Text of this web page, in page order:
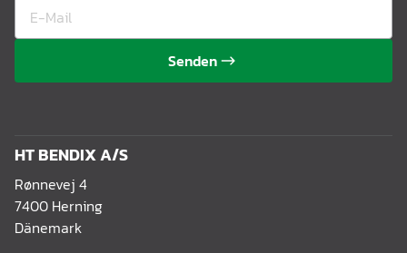
Senden
HT BENDIX A/S
Rønnevej 4
7400 Herning
Dänemark